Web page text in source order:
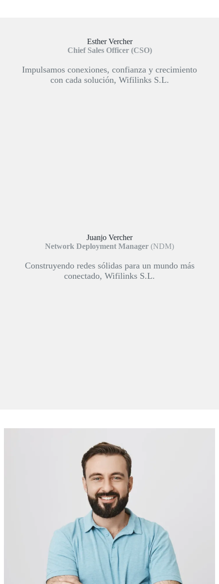
Esther Vercher
Chief Sales Officer (CSO)
Impulsamos conexiones, confianza y crecimiento
con cada solución, Wifilinks S.L.
Juanjo Vercher
Network Deployment Manager (NDM)
Construyendo redes sólidas para un mundo más
conectado, Wifilinks S.L.